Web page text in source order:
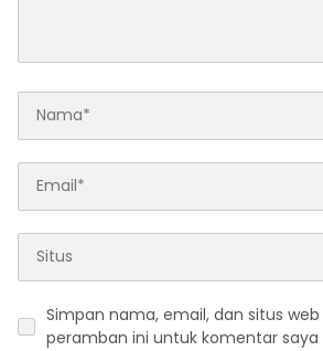
Simpan nama, email, dan situs
peramban ini untuk komentar saya